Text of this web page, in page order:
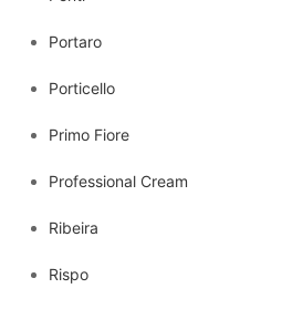
Portaro
Porticello
Primo Fiore
Professional Cream
Ribeira
Rispo